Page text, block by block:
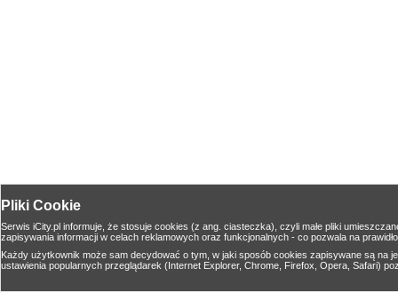
Pliki Cookie
Serwis iCity.pl informuje, że stosuje cookies (z ang. ciasteczka), czyli małe pliki
zapisywania informacji w celach reklamowych oraz funkcjonalnych - co pozwala na
Każdy użytkownik może sam decydować o tym, w jaki sposób cookies zapisywane są na
ustawienia popularnych przeglądarek (Internet Explorer, Chrome, Firefox, Opera, Safari)